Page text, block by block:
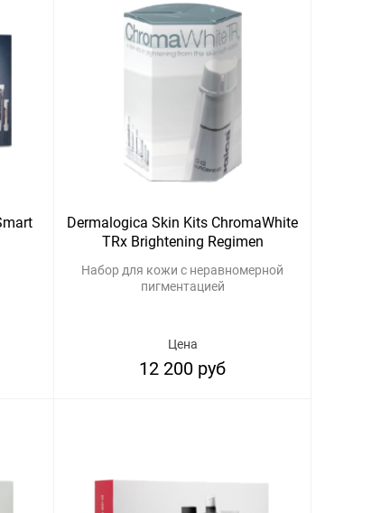
Dermalogica Skin Kits ChromaWhite
TRx Brightening Regimen
Набор для кожи с неравномерной
пигментацией
Цена
12 200 руб